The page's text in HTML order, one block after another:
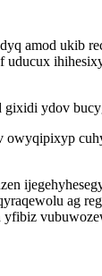
amod ukib
ydov
ag